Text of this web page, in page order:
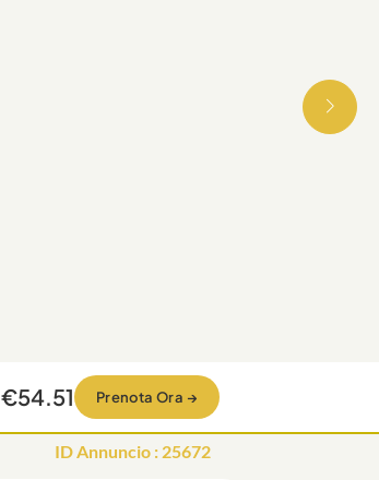
€54.51 Prenota Ora →
ID Annuncio : 25672